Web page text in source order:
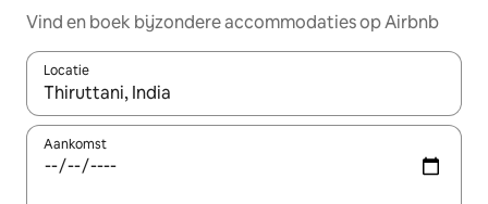
Vind en boek bijzondere accommodaties op Airbnb
Locatie
Wanneer er suggesties beschikbaar zijn, maak je een keuze
Aankomst